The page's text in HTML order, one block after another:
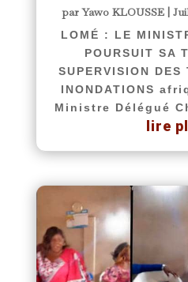
parYawo KLOUSSE|
LOMÉ : LE
POURSUIT SA
SUPERVISION DES
INONDATIONS
Ministre Délégué
lire